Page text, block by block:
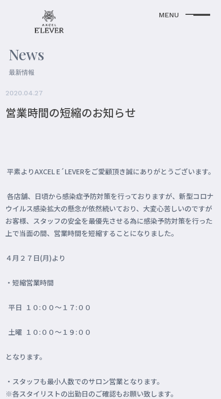
News
最新情報
2020.04.27
営業時間の短縮のお知らせ
平素よりAXCEL E´LEVERをご愛顧頂き誠にありがとうございます。
各店舗、日頃から感染症予防対策を行っておりますが、新型コロナ
ウイルス感染拡大の懸念が依然続いており、大変心苦しいのですが
お客様、スタッフの安全を最優先させる為に感染予防対策を行った
上で当面の間、営業時間を短縮することになりました。
４月２７日(月)より
・短縮営業時間
平日 １０:００～１７:００
土曜 １０:００～１９:００
となります。
・スタッフも最小人数でのサロン営業となります。
※各スタイリストの出勤日のご確認もお願い致します。